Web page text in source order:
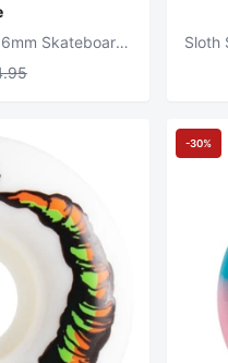
Orbs Specters 99a White 56mm Skateboard Wheels
-30%